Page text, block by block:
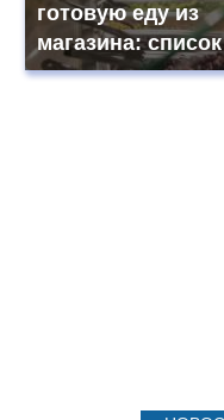
готовую еду из
магазина: список